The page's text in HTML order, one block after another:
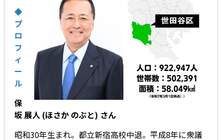
◆
プ
ロ
フ
ィ
ー
ル
保
坂 展人 (ほさか のぶと) さん
昭和30年生まれ。都立新宿高校中退。平成8年に衆議